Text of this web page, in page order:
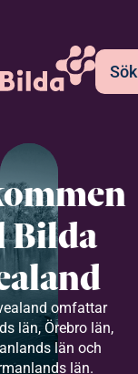
Sök
Bilda
omfattar
län, Örebro län,
län och
län.